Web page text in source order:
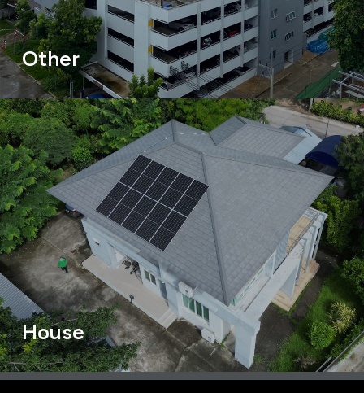
Other
House